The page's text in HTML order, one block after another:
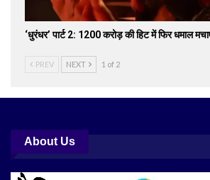
‘धुरंधर’ पार्ट 2: 1200 करोड़ की हिट में फिर धमाल
PREV NEXT 1 of 2
About Us